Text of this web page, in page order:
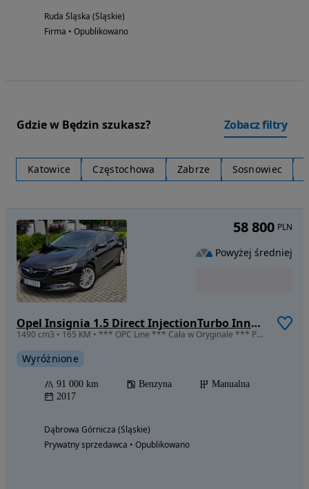
Ruda Śląska (Śląskie)
Firma • Opublikowano
Gdzie w Będzin szukasz? Zobacz filtry
Katowice Częstochowa Zabrze Sosnowiec
Opel Insignia 1.5 Direct InjectionTurbo Innovation
1490 cm3 • 165 KM • *** OPC Line *** Cała w Oryginale *** Pełny serwis *** Śliczna !!!
Wyróżnione
91 000 km Benzyna
Manualna
2017
Dąbrowa Górnicza (Śląskie)
Prywatny sprzedawca • Opublikowano
58 800 PLN
Powyżej średniej